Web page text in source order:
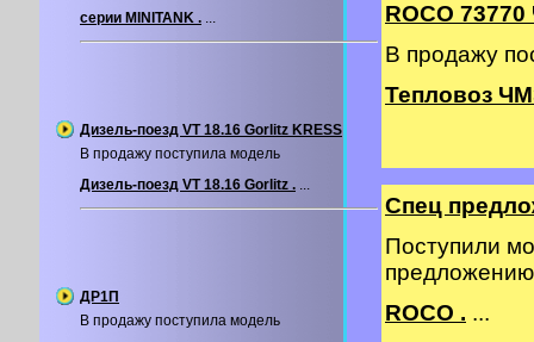
серии MINITANK . ...
Дизель-поезд VT 18.16 Gorlitz KRESS
В продажу поступила модель
Дизель-поезд VT 18.16 Gorlitz . ...
ДР1П
В продажу поступила модель
ROCO
В продажу
Тепловоз
Спец
Поступили
ROCO . ...